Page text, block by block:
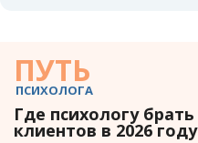
ПУТЬ
ПСИХОЛОГА
Где психологу брать
клиентов в 2026 году